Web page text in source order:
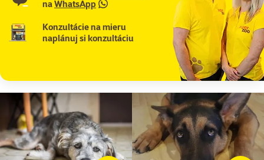
naWhatsApp
Konzultácie na mieru
naplánuj si konzultáciu